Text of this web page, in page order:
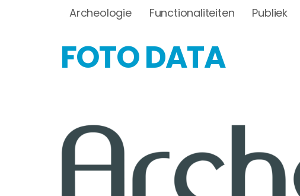
Archeologie
Functionaliteiten Publiek
FOTO DATA